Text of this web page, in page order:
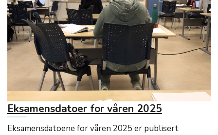
Eksamensdatoer for våren 2025
Eksamensdatoene for våren 2025 er publisert